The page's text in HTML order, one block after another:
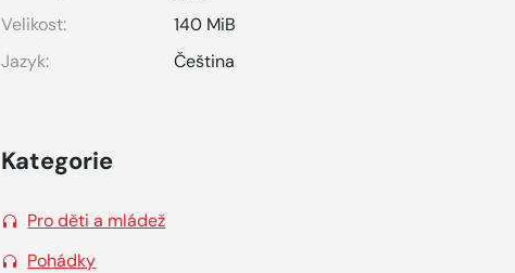
Velikost:
140 MiB
Jazyk:
Čeština
Kategorie
Pro děti a mládež
Pohádky